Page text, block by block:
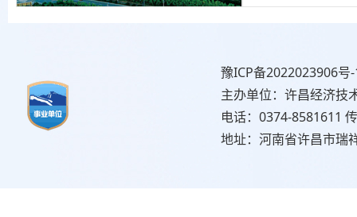
豫ICP备2022023906号
主办单位：许昌经济技
电话：0374-8581611
地址：河南省许昌市瑞